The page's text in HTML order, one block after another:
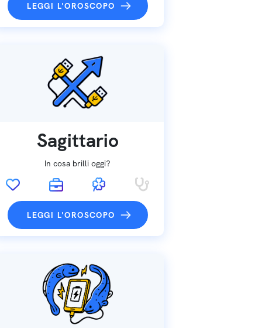
LEGGI L'OROSCOPO
Sagittario
In cosa brilli oggi?
LEGGI L'OROSCOPO